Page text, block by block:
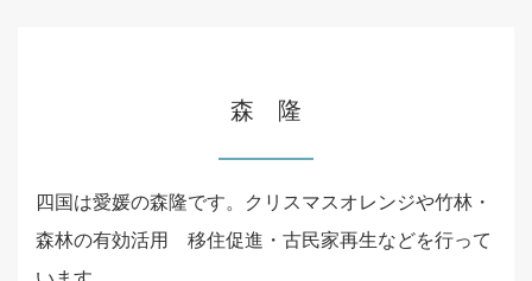
森 隆
四国は愛媛の森隆です。クリスマスオレンジや竹林・
森林の有効活用 移住促進・古民家再生などを行って